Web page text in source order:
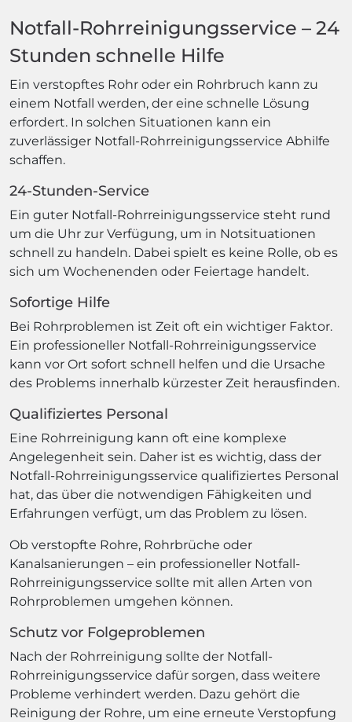
Notfall-Rohrreinigungsservice – 24
Stunden schnelle Hilfe
Ein verstopftes Rohr oder ein Rohrbruch kann zu
einem Notfall werden, der eine schnelle Lösung
erfordert. In solchen Situationen kann ein
zuverlässiger Notfall-Rohrreinigungsservice Abhilfe
schaffen.
24-Stunden-Service
Ein guter Notfall-Rohrreinigungsservice steht rund
um die Uhr zur Verfügung, um in Notsituationen
schnell zu handeln. Dabei spielt es keine Rolle, ob es
sich um Wochenenden oder Feiertage handelt.
Sofortige Hilfe
Bei Rohrproblemen ist Zeit oft ein wichtiger Faktor.
Ein professioneller Notfall-Rohrreinigungsservice
kann vor Ort sofort schnell helfen und die Ursache
des Problems innerhalb kürzester Zeit herausfinden.
Qualifiziertes Personal
Eine Rohrreinigung kann oft eine komplexe
Angelegenheit sein. Daher ist es wichtig, dass der
Notfall-Rohrreinigungsservice qualifiziertes Personal
hat, das über die notwendigen Fähigkeiten und
Erfahrungen verfügt, um das Problem zu lösen.
Ob verstopfte Rohre, Rohrbrüche oder
Kanalsanierungen – ein professioneller Notfall-
Rohrreinigungsservice sollte mit allen Arten von
Rohrproblemen umgehen können.
Schutz vor Folgeproblemen
Nach der Rohrreinigung sollte der Notfall-
Rohrreinigungsservice dafür sorgen, dass weitere
Probleme verhindert werden. Dazu gehört die
Reinigung der Rohre, um eine erneute Verstopfung